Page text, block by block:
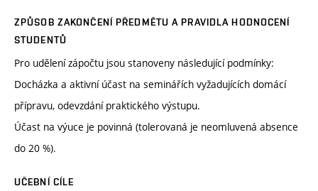
ZPŮSOB ZAKONČENÍ PŘEDMĚTU A PRAVIDLA HODNOCENÍ
STUDENTŮ
Pro udělení zápočtu jsou stanoveny následující podmínky:
Docházka a aktivní účast na seminářích vyžadujících domácí
přípravu, odevzdání praktického výstupu.
Účast na výuce je povinná (tolerovaná je neomluvená absence
do 20 %).
UČEBNÍ CÍLE